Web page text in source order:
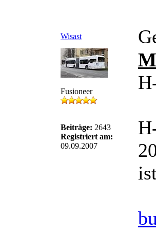
Wisast
Fusioneer
Beiträge: 2643
Registriert am:
09.09.2007